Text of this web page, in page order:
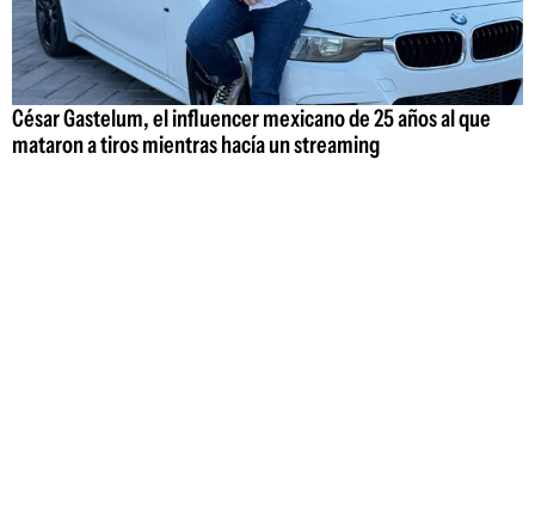
César Gastelum, el influencer mexicano de 25 años al que
mataron a tiros mientras hacía un streaming